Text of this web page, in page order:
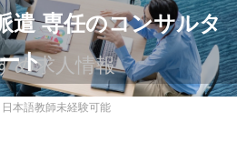
遣 専任のコンサルタ
ト
め求人情報
日本語教師未経験可能